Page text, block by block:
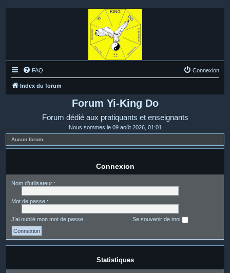
FAQ Connexion
Index du forum
Forum Yi-King Do
Forum dédié aux pratiquants et enseignants
Nous sommes le 09 août 2026, 01:01
Aucun forum.
Connexion
Nom d’utilisateur :
Mot de passe :
J’ai oublié mon mot de passe Se souvenir de moi
Statistiques